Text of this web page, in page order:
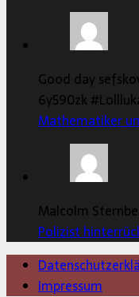
Good day
6y590zk
Mathematiker
Malcolm
Polizist
Impressum